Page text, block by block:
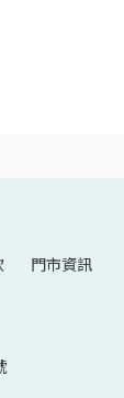
門市資訊